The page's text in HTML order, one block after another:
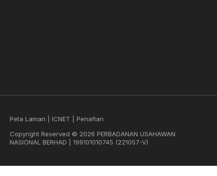
Peta Laman ICNET
Penafian
Copyright Reserved © 2026 PERBADANAN USAHAWAN
NASIONAL BERHAD | 199101010745 (221057-V)